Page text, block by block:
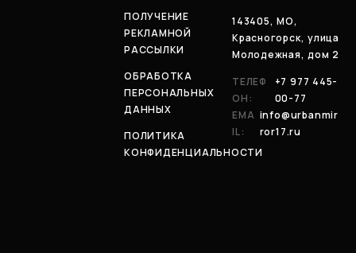
ПОЛУЧЕНИЕ
РЕКЛАМНОЙ
РАССЫЛКИ
ОБРАБОТКА
ПЕРСОНАЛЬНЫХ
ДАННЫХ
ПОЛИТИКА
КОНФИДЕНЦИАЛЬНОСТИ
143405, МО,
Красногорск, улица
Молодежная, дом 2
ТЕЛЕФ
ОН:
+7 977 445-
00-77
EMA
IL:
info@urbanmir
ror17.ru